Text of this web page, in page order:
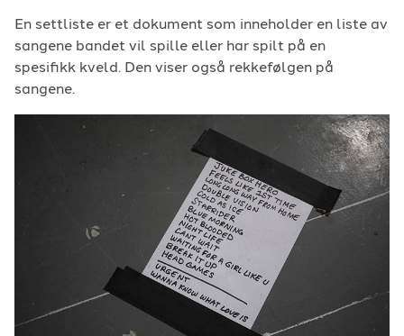
En settliste er et dokument som inneholder en liste av
sangene bandet vil spille eller har spilt på en
spesifikk kveld. Den viser også rekkefølgen på
sangene.